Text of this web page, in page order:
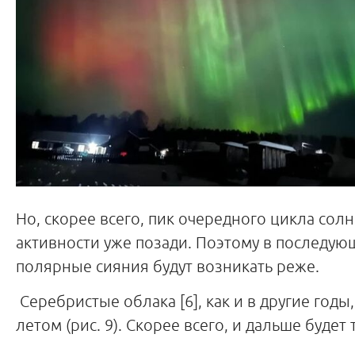
Но, скорее всего, пик очередного цикла
активности уже позади. Поэтому в
полярные сияния будут возникать реже.
Серебристые облака [6], как и в другие
летом (рис. 9). Скорее всего, и дальше будет